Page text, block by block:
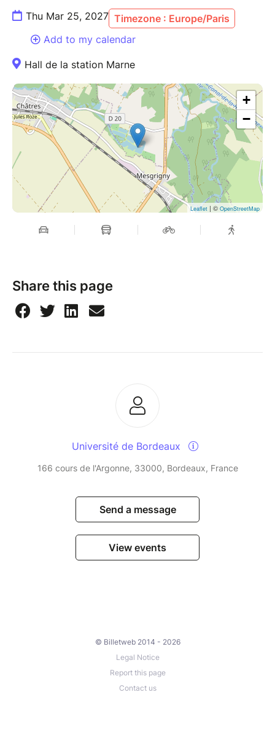
Thu Mar 25, 2027 Timezone : Europe/Paris
Add to my calendar
Hall de la station Marne
+
−
Leaflet | © OpenStreetMap
Share this page
Université de Bordeaux
166 cours de l'Argonne, 33000, Bordeaux, France
Send a message
View events
© Billetweb 2014 - 2026
Legal Notice
Report this page
Contact us